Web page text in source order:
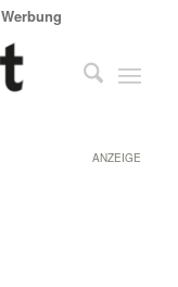
Werbung
ANZEIGE